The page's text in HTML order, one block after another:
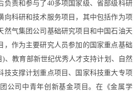
负责和参与了40多项国家级、省部级科研
向科研和技术服务项目，其中包括作为项
然气集团公司基础研究项目和中国石油天
，作为主要研究人员参加的国家重点基础
)、教育部新世纪优秀人才支持计划、自然
技支撑计划重点项目、国家科技重大专项
公司中青年创新基金项目。在《金属学